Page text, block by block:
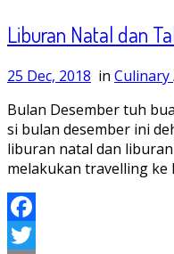
Liburan Natal dan
25 Dec, 2018 in Culinary
Bulan Desember tuh
si bulan desember ini
liburan natal dan
melakukan travelling
Facebook